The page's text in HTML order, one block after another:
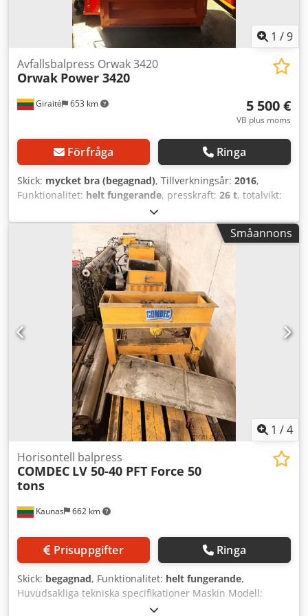
1 /9
Giraitė 653 km
Avfallsbalpress Orwak 3420
Orwak Power 3420
5 500 €
VB plus moms
Förfråga Ringa
Skick: mycket bra (begagnad), Tillverkningsår: 2016,
Funktionalitet: helt fungerande, presskraft: 26 t, totalvikt:
dokumentation / manual
skick, testad och fullt utrustad. Nya hydraulslangar, ny
olja, nya gasfjädrar till dörrarna. Dcodpfx Aeztgnxjf Ask
Småannons
1 /4
Kaunas 662 km
Horisontell balpress
COMDEC LV 50-40 PFT Force 50
tons
Prisuppgifter Ringa
Skick: begagnad, Funktionalitet: helt fungerande,
Huvudsakliga tekniska specifikationer Maskin Modell:
COMDEC LV 50-40 PFT horisontell balpress Presskraft: 50